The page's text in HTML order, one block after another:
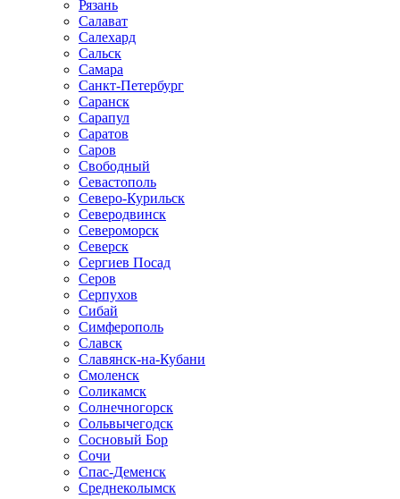
Рязань
Салават
Салехард
Сальск
Самара
Санкт-Петербург
Саранск
Сарапул
Саратов
Саров
Свободный
Севастополь
Северо-Курильск
Северодвинск
Североморск
Северск
Сергиев Посад
Серов
Серпухов
Сибай
Симферополь
Славск
Славянск-на-Кубани
Смоленск
Соликамск
Солнечногорск
Сольвычегодск
Сосновый Бор
Сочи
Спас-Деменск
Среднеколымск